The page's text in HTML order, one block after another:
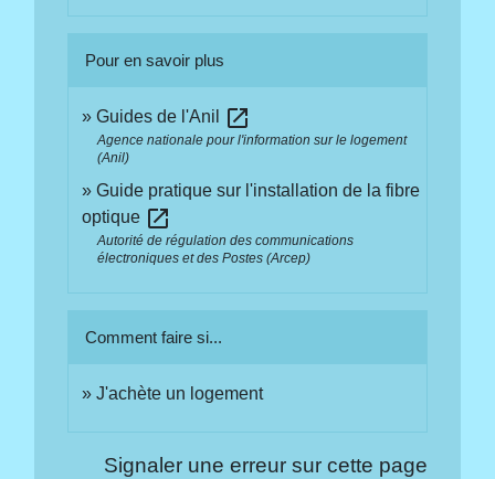
Pour en savoir plus
Guides de l'Anil open_in_new
Agence nationale pour l'information sur le logement
(Anil)
Guide pratique sur l'installation de la fibre
optique open_in_new
Autorité de régulation des communications
électroniques et des Postes (Arcep)
Comment faire si...
J'achète un logement
Signaler une erreur sur cette page